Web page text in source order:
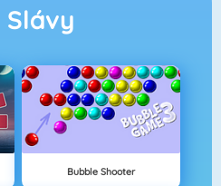
Slávy
Bubble Shooter